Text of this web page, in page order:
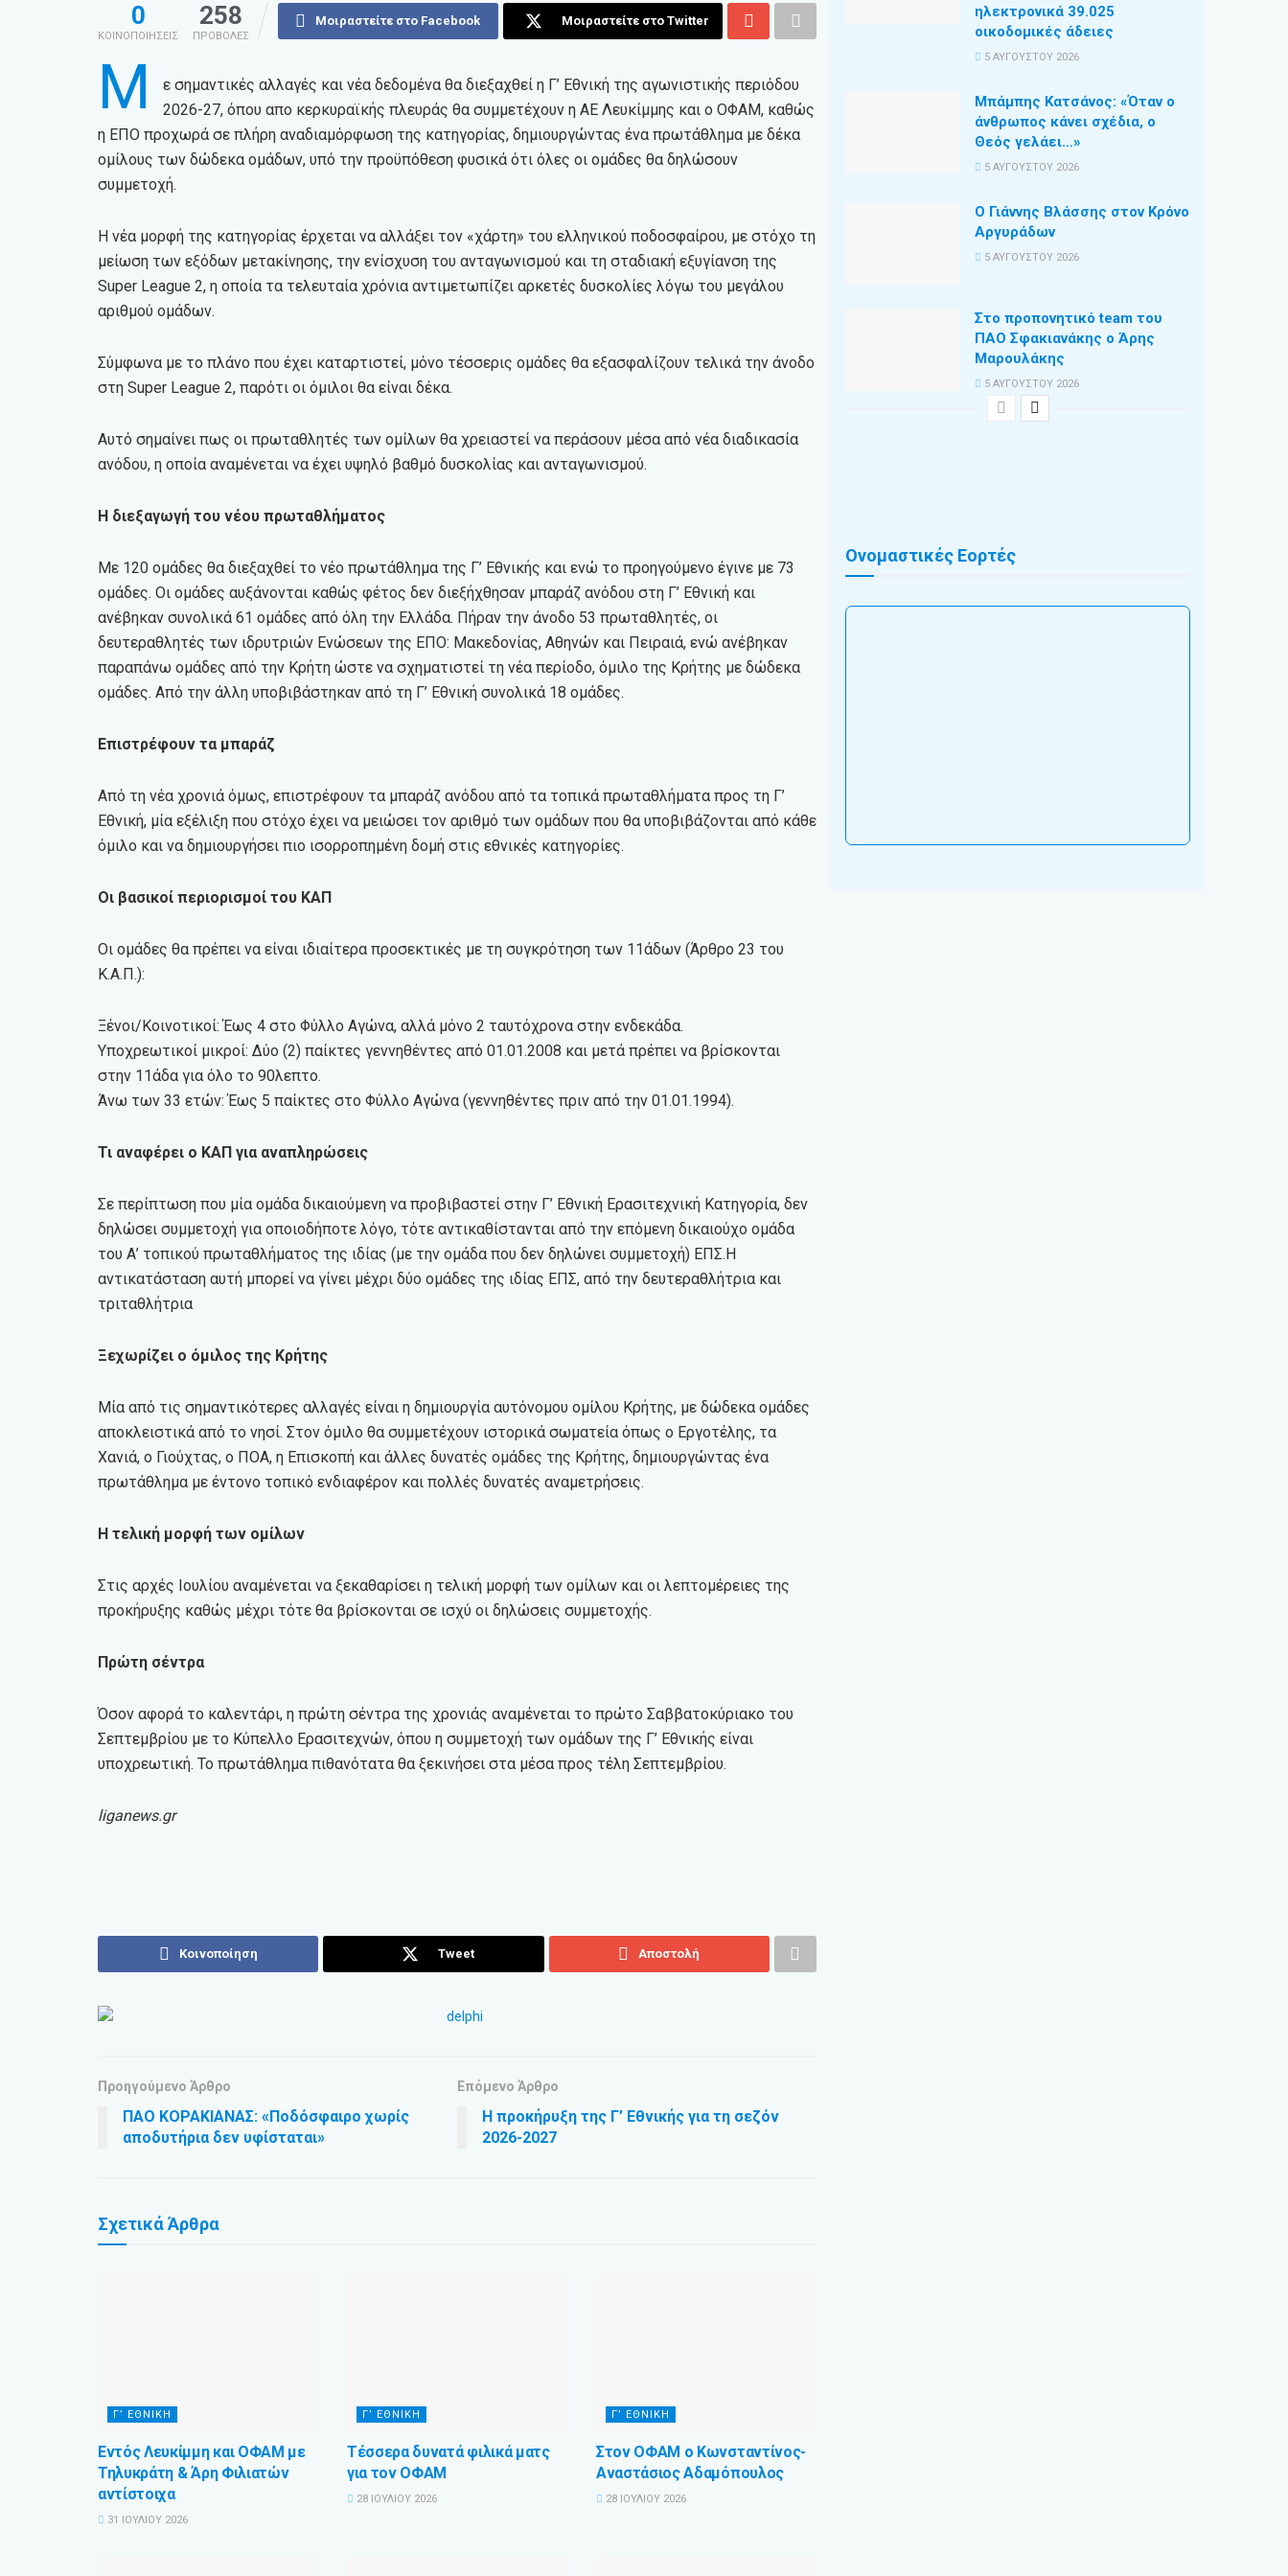
0
ΚΟΙΝΟΠΟΙΗΣΕΙΣ
258
ΠΡΟΒΟΛΕΣ
Μοιραστείτε στο Facebook Μοιραστείτε στο Twitter
Μ
ε σημαντικές αλλαγές και νέα δεδομένα θα διεξαχθεί η Γ’ Εθνική της αγωνιστικής περιόδου
2026-27, όπου απο κερκυραϊκής πλευράς θα συμμετέχουν η ΑΕ Λευκίμμης και ο ΟΦΑΜ, καθώς
η ΕΠΟ προχωρά σε πλήρη αναδιαμόρφωση της κατηγορίας, δημιουργώντας ένα πρωτάθλημα με δέκα
ομίλους των δώδεκα ομάδων, υπό την προϋπόθεση φυσικά ότι όλες οι ομάδες θα δηλώσουν
συμμετοχή.
Η νέα μορφή της κατηγορίας έρχεται να αλλάξει τον «χάρτη» του ελληνικού ποδοσφαίρου, με στόχο τη
μείωση των εξόδων μετακίνησης, την ενίσχυση του ανταγωνισμού και τη σταδιακή εξυγίανση της
Super League 2, η οποία τα τελευταία χρόνια αντιμετωπίζει αρκετές δυσκολίες λόγω του μεγάλου
αριθμού ομάδων.
Σύμφωνα με το πλάνο που έχει καταρτιστεί, μόνο τέσσερις ομάδες θα εξασφαλίζουν τελικά την άνοδο
στη Super League 2, παρότι οι όμιλοι θα είναι δέκα.
Αυτό σημαίνει πως οι πρωταθλητές των ομίλων θα χρειαστεί να περάσουν μέσα από νέα διαδικασία
ανόδου, η οποία αναμένεται να έχει υψηλό βαθμό δυσκολίας και ανταγωνισμού.
Η διεξαγωγή του νέου πρωταθλήματος
Με 120 ομάδες θα διεξαχθεί το νέο πρωτάθλημα της Γ’ Εθνικής και ενώ το προηγούμενο έγινε με 73
ομάδες. Οι ομάδες αυξάνονται καθώς φέτος δεν διεξήχθησαν μπαράζ ανόδου στη Γ’ Εθνική και
ανέβηκαν συνολικά 61 ομάδες από όλη την Ελλάδα. Πήραν την άνοδο 53 πρωταθλητές, οι
δευτεραθλητές των ιδρυτριών Ενώσεων της ΕΠΟ: Μακεδονίας, Αθηνών και Πειραιά, ενώ ανέβηκαν
παραπάνω ομάδες από την Κρήτη ώστε να σχηματιστεί τη νέα περίοδο, όμιλο της Κρήτης με δώδεκα
ομάδες. Από την άλλη υποβιβάστηκαν από τη Γ’ Εθνική συνολικά 18 ομάδες.
Επιστρέφουν τα μπαράζ
Από τη νέα χρονιά όμως, επιστρέφουν τα μπαράζ ανόδου από τα τοπικά πρωταθλήματα προς τη Γ’
Εθνική, μία εξέλιξη που στόχο έχει να μειώσει τον αριθμό των ομάδων που θα υποβιβάζονται από κάθε
όμιλο και να δημιουργήσει πιο ισορροπημένη δομή στις εθνικές κατηγορίες.
Οι βασικοί περιορισμοί του ΚΑΠ
Οι ομάδες θα πρέπει να είναι ιδιαίτερα προσεκτικές με τη συγκρότηση των 11άδων (Άρθρο 23 του
Κ.Α.Π.):
Ξένοι/Κοινοτικοί: Έως 4 στο Φύλλο Αγώνα, αλλά μόνο 2 ταυτόχρονα στην ενδεκάδα.
Υποχρεωτικοί μικροί: Δύο (2) παίκτες γεννηθέντες από 01.01.2008 και μετά πρέπει να βρίσκονται
στην 11άδα για όλο το 90λεπτο.
Άνω των 33 ετών: Έως 5 παίκτες στο Φύλλο Αγώνα (γεννηθέντες πριν από την 01.01.1994).
Τι αναφέρει ο ΚΑΠ για αναπληρώσεις
Σε περίπτωση που μία ομάδα δικαιούμενη να προβιβαστεί στην Γ’ Εθνική Ερασιτεχνική Κατηγορία, δεν
δηλώσει συμμετοχή για οποιοδήποτε λόγο, τότε αντικαθίστανται από την επόμενη δικαιούχο ομάδα
του Α’ τοπικού πρωταθλήματος της ιδίας (με την ομάδα που δεν δηλώνει συμμετοχή) ΕΠΣ.Η
αντικατάσταση αυτή μπορεί να γίνει μέχρι δύο ομάδες της ιδίας ΕΠΣ, από την δευτεραθλήτρια και
τριταθλήτρια
Ξεχωρίζει ο όμιλος της Κρήτης
Μία από τις σημαντικότερες αλλαγές είναι η δημιουργία αυτόνομου ομίλου Κρήτης, με δώδεκα ομάδες
αποκλειστικά από το νησί. Στον όμιλο θα συμμετέχουν ιστορικά σωματεία όπως ο Εργοτέλης, τα
Χανιά, ο Γιούχτας, ο ΠΟΑ, η Επισκοπή και άλλες δυνατές ομάδες της Κρήτης, δημιουργώντας ένα
πρωτάθλημα με έντονο τοπικό ενδιαφέρον και πολλές δυνατές αναμετρήσεις.
Η τελική μορφή των ομίλων
Στις αρχές Ιουλίου αναμένεται να ξεκαθαρίσει η τελική μορφή των ομίλων και οι λεπτομέρειες της
προκήρυξης καθώς μέχρι τότε θα βρίσκονται σε ισχύ οι δηλώσεις συμμετοχής.
Πρώτη σέντρα
Όσον αφορά το καλεντάρι, η πρώτη σέντρα της χρονιάς αναμένεται το πρώτο Σαββατοκύριακο του
Σεπτεμβρίου με το Κύπελλο Ερασιτεχνών, όπου η συμμετοχή των ομάδων της Γ’ Εθνικής είναι
υποχρεωτική. Το πρωτάθλημα πιθανότατα θα ξεκινήσει στα μέσα προς τέλη Σεπτεμβρίου.
liganews.gr
Κοινοποίηση Tweet Αποστολή
Προηγούμενο Άρθρο
ΠΑΟ ΚΟΡΑΚΙΑΝΑΣ: «Ποδόσφαιρο χωρίς
αποδυτήρια δεν υφίσταται»
Επόμενο Άρθρο
Η προκήρυξη της Γ’ Εθνικής για τη σεζόν
2026-2027
ΣχετικάΆρθρα
Γ’ ΕΘΝΙΚΉ
Εντός Λευκίμμη και ΟΦΑΜ με
Τηλυκράτη & Άρη Φιλιατών
αντίστοιχα
31 ΙΟΥΛΊΟΥ 2026
Γ’ ΕΘΝΙΚΉ
Τέσσερα δυνατά φιλικά ματς
για τον ΟΦΑΜ
28 ΙΟΥΛΊΟΥ 2026
Γ’ ΕΘΝΙΚΉ
Στον ΟΦΑΜ ο Κωνσταντίνος-
Αναστάσιος Αδαμόπουλος
28 ΙΟΥΛΊΟΥ 2026
ηλεκτρονικά 39.025
οικοδομικές άδειες
5 ΑΥΓΟΎΣΤΟΥ 2026
Μπάμπης Κατσάνος: «Όταν ο
άνθρωπος κάνει σχέδια, ο
Θεός γελάει…»
5 ΑΥΓΟΎΣΤΟΥ 2026
Ο Γιάννης Βλάσσης στον Κρόνο
Αργυράδων
5 ΑΥΓΟΎΣΤΟΥ 2026
Στο προπονητικό team του
ΠΑΟ Σφακιανάκης ο Άρης
Μαρουλάκης
5 ΑΥΓΟΎΣΤΟΥ 2026
Ονομαστικές Εορτές